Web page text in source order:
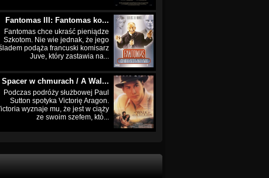
Fantomas III: Fantomas ko...
Fantomas chce ukraść pieniądze
Szkotom. Nie wie jednak, że jego
podąża francuski komisarz
Juve, który zastawia na...
Spacer w chmurach / A Wal...
Podczas podróży służbowej Paul
Sutton spotyka Victorię Aragon.
wyznaje mu, że jest w ciąży
ze swoim szefem, któ...